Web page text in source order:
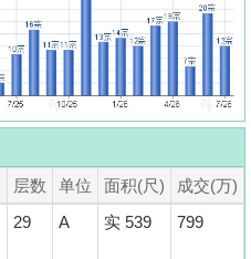
层数 单位 面积(尺)
成交(万)
29 A 实 539 799